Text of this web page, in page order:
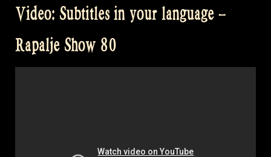
Video: Subtitles in your language –
Rapalje Show 80